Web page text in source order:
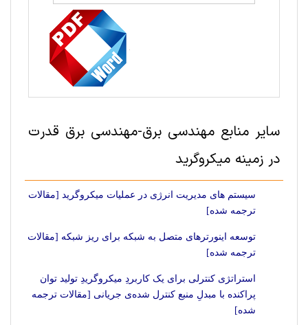
سایر منابع مهندسی برق-مهندسی برق قدرت
در زمینه میکروگرید
سیستم های مدیریت انرژی در عملیات میکروگرید [مقالات
ترجمه شده]
توسعه اینورترهای متصل به شبکه برای ریز شبکه [مقالات
ترجمه شده]
استراتژی کنترلی برای یک کاربردِ میکروگریدِ تولید توان
پراکنده با مبدلِ منبع کنترل شده‌ی جریانی [مقالات ترجمه
شده]